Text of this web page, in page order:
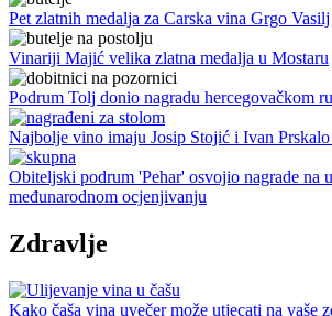
Pet zlatnih medalja za Carska vina Grgo Vasilj
Vinariji Majić velika zlatna medalja u Mostaru
Podrum Tolj donio nagradu hercegovačkom
Najbolje vino imaju Josip Stojić i Ivan
Obiteljski podrum 'Pehar' osvojio nagrade na
međunarodnom ocjenjivanju
Zdravlje
Kako čaša vina uvečer može utjecati na vaše